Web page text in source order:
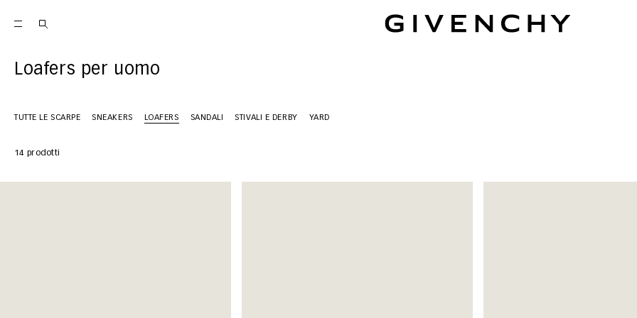
Givenchy
Loafers per uomo
TUTTE LE SCARPE SNEAKERS LOAFERS SANDALI STIVALI E DERBY YARD
14 prodotti